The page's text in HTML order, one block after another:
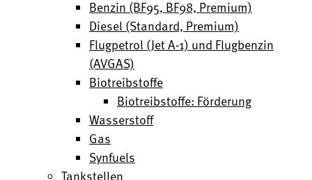
Benzin (BF95, BF98, Premium)
Diesel (Standard, Premium)
Flugpetrol (Jet A-1) und Flugbenzin
(AVGAS)
Biotreibstoffe
Biotreibstoffe: Förderung
Wasserstoff
Gas
Synfuels
Tankstellen